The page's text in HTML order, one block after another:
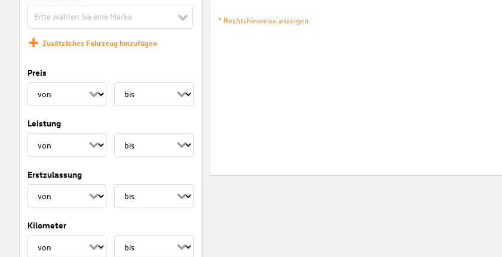
Bitte wählen Sie eine Marke
Zusätzliches Fahrzeug hinzufügen
Preis
Leistung
Erstzulassung
Kilometer
* Rechtshinweise anzeigen